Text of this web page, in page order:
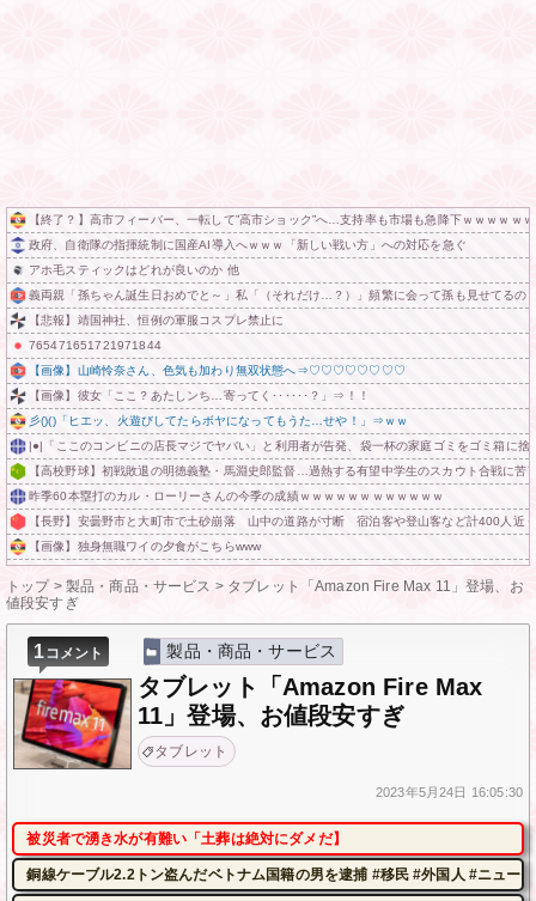
【終了？】高市フィーバー、一転して”高市ショック”へ…支持率も市場も急降下ｗｗｗｗｗ
政府、自衛隊の指揮統制に国産AI導入へｗｗｗ「新しい戦い方」への対応を急ぐ
アホ毛スティックはどれが良いのか 他
義両親「孫ちゃん誕生日おめでと～」私「（それだけ…？）」頻繁に会って孫も見せてる
【悲報】靖国神社、恒例の軍服コスプレ禁止に
765471651721971844
【画像】山崎怜奈さん、色気も加わり無双状態へ⇒♡♡♡♡♡♡♡♡
【画像】彼女「ここ？あたしンち…寄ってく･･････？」⇒！！
彡()()「ヒエッ、火遊びしてたらボヤになってもうた…せや！」⇒ｗｗ
|●|「ここのコンビニの店長マジでヤバい」と利用者が告発、袋一杯の家庭ゴミをゴミ箱に
【高校野球】初戦敗退の明徳義塾・馬淵史郎監督…過熱する有望中学生のスカウト合戦に苦
昨季60本塁打のカル・ローリーさんの今季の成績ｗｗｗｗｗｗｗｗｗｗｗｗ
【長野】安曇野市と大町市で土砂崩落 山中の道路が寸断 宿泊客や登山客など計400人近
【画像】独身無職ワイの夕食がこちらwww
トップ> 製品・商品・サービス > タブレット「Amazon Fire Max 11」登場、お
値段安すぎ
1コメント 製品・商品・サービス
タブレット「Amazon Fire Max
11」登場、お値段安すぎ
タブレット
2023年5月24日 16:05:30
被災者で湧き水が有難い「土葬は絶対にダメだ】
銅線ケーブル2.2トン盗んだベトナム国籍の男を逮捕 #移民 #外国人 #ニュース